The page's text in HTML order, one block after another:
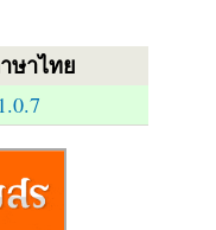
ษาไทย